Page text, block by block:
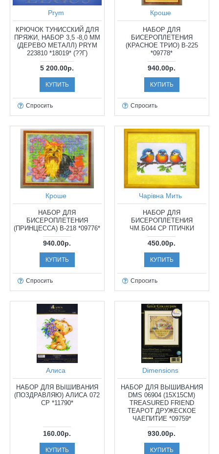
Prym
КРЮЧОК ТУНИССКИЙ ДЛЯ
ПРЯЖИ, НАБОР 3,5 -8,0 ММ
(ДЕРЕВО МЕТАЛЛ) PRYM
223810 *18019* (??Г)
5 200.00р.
КУПИТЬ
Спросить
Кроше
НАБОР ДЛЯ
БИСЕРОПЛЕТЕНИЯ
(КРАСНОЕ ТРИО) B-225
*09778*
940.00р.
КУПИТЬ
Спросить
Кроше
НАБОР ДЛЯ
БИСЕРОПЛЕТЕНИЯ
(ПРИНЦЕССА) B-218 *09776*
940.00р.
КУПИТЬ
Спросить
Чарiвна Мить
НАБОР ДЛЯ
БИСЕРОПЛЕТЕНИЯ
ЧМ.Б044 СР ПТИЧКИ
450.00р.
КУПИТЬ
Спросить
Алиса
НАБОР ДЛЯ ВЫШИВАНИЯ
(ПОЗДРАВЛЯЮ) АЛИСА 072
СР *11790*
160.00р.
КУПИТЬ
Dimensions
НАБОР ДЛЯ ВЫШИВАНИЯ
DMS 06904 (15Х15СМ)
TREASURED FRIEND
TEAPOT ДРУЖЕСКОЕ
ЧАЕПИТИЕ *09759*
930.00р.
КУПИТЬ